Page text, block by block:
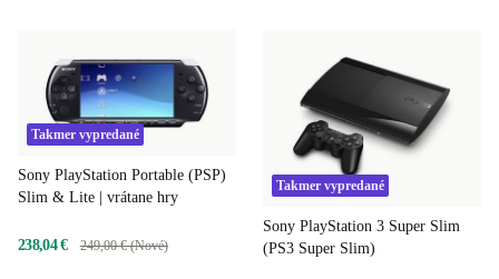
Takmer vypredané
Sony PlayStation Portable (PSP)
Slim & Lite | vrátane hry
238,04 € 249,00 € (Nové)
Takmer vypredané
Sony PlayStation 3 Super Slim
(PS3 Super Slim)